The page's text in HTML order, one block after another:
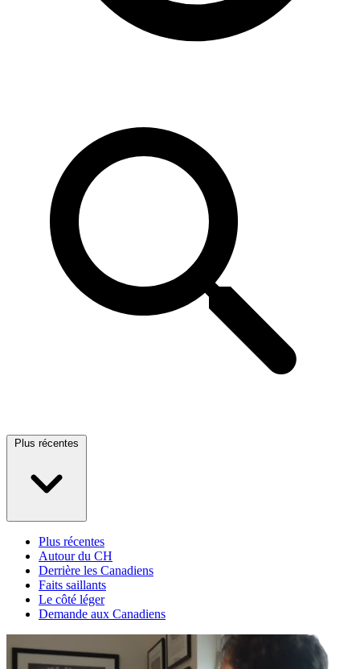
Plus récentes
Plus récentes
Autour du CH
Derrière les Canadiens
Faits saillants
Le côté léger
Demande aux Canadiens